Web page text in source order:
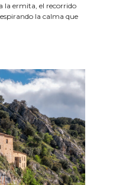
la ermita, el recorrido
la calma que